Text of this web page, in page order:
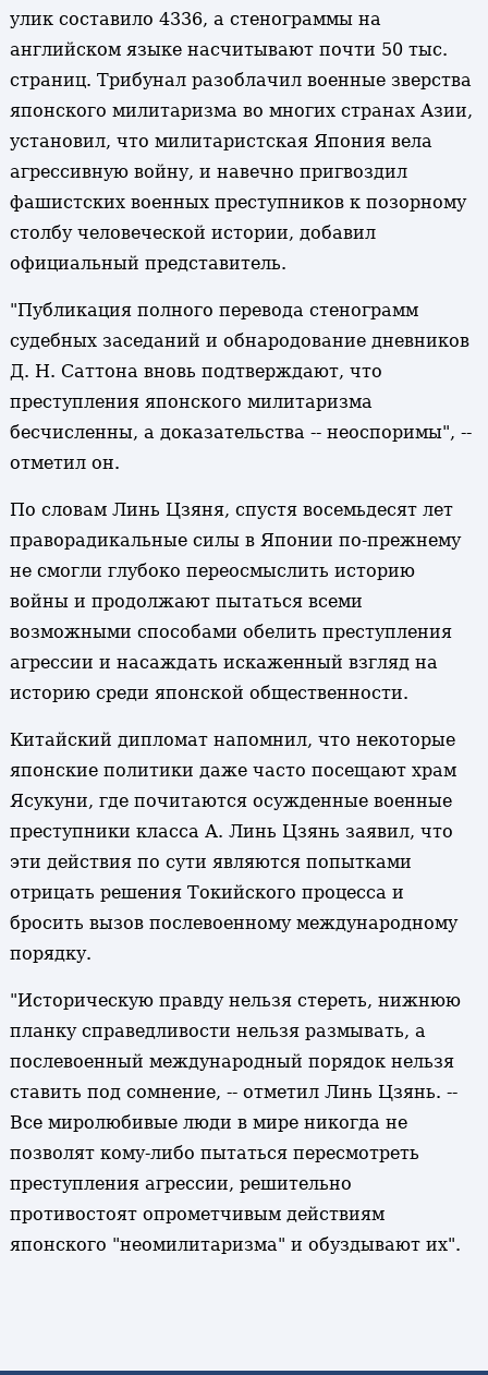
улик составило 4336, а стенограммы на
английском языке насчитывают почти 50 тыс.
страниц. Трибунал разоблачил военные зверства
японского милитаризма во многих странах Азии,
установил, что милитаристская Япония вела
агрессивную войну, и навечно пригвоздил
фашистских военных преступников к позорному
столбу человеческой истории, добавил
официальный представитель.
"Публикация полного перевода стенограмм
судебных заседаний и обнародование дневников
Д. Н. Саттона вновь подтверждают, что
преступления японского милитаризма
бесчисленны, а доказательства -- неоспоримы", --
отметил он.
По словам Линь Цзяня, спустя восемьдесят лет
праворадикальные силы в Японии по-прежнему
не смогли глубоко переосмыслить историю
войны и продолжают пытаться всеми
возможными способами обелить преступления
агрессии и насаждать искаженный взгляд на
историю среди японской общественности.
Китайский дипломат напомнил, что некоторые
японские политики даже часто посещают храм
Ясукуни, где почитаются осужденные военные
преступники класса А. Линь Цзянь заявил, что
эти действия по сути являются попытками
отрицать решения Токийского процесса и
бросить вызов послевоенному международному
порядку.
"Историческую правду нельзя стереть, нижнюю
планку справедливости нельзя размывать, а
послевоенный международный порядок нельзя
ставить под сомнение, -- отметил Линь Цзянь. --
Все миролюбивые люди в мире никогда не
позволят кому-либо пытаться пересмотреть
преступления агрессии, решительно
противостоят опрометчивым действиям
японского "неомилитаризма" и обуздывают их".